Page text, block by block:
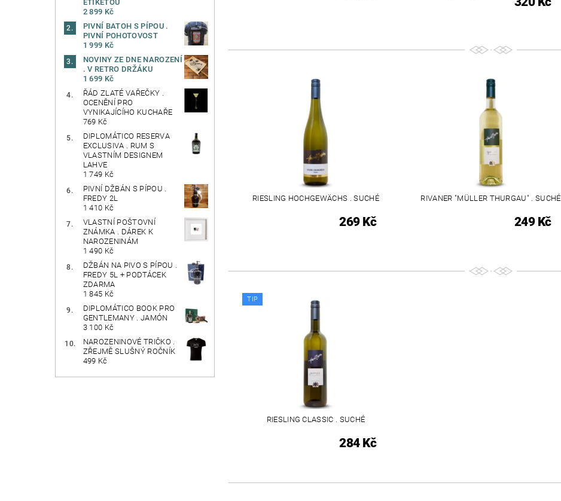
ETIKETOU
2 899 Kč
PIVNÍ BATOH S PÍPOU .
PIVNÍ POHOTOVOST
1 999 Kč
NOVINY ZE DNE NAROZENÍ
. V RETRO DRŽÁKU
1 699 Kč
ŘÁD ZLATÉ VAŘEČKY .
OCENĚNÍ PRO
VYNIKAJÍCÍHO KUCHAŘE
769 Kč
DIPLOMÁTICO RESERVA
EXCLUSIVA . RUM S
VLASTNÍM DESIGNEM
LAHVE
1 749 Kč
PIVNÍ DŽBÁN S PÍPOU .
FREDY 2L
1 410 Kč
VLASTNÍ POŠTOVNÍ
ZNÁMKA . DÁREK K
NAROZENINÁM
1 490 Kč
DŽBÁN NA PIVO S PÍPOU .
FREDY 5L + PODTÁCEK
ZDARMA
1 845 Kč
DIPLOMÁTICO BOOK PRO
GENTLEMANY . JAMÓN
3 100 Kč
NAROZENINOVÉ TRIČKO .
ZŘEJMĚ SLUŠNÝ ROČNÍK
499 Kč
RIESLING HOCHGEWÄCHS . SUCHÉ
269 Kč
RIVANER "MÜLLER THURGAU" . SUCHÉ
249 Kč
TIP
RIESLING CLASSIC . SUCHÉ
284 Kč